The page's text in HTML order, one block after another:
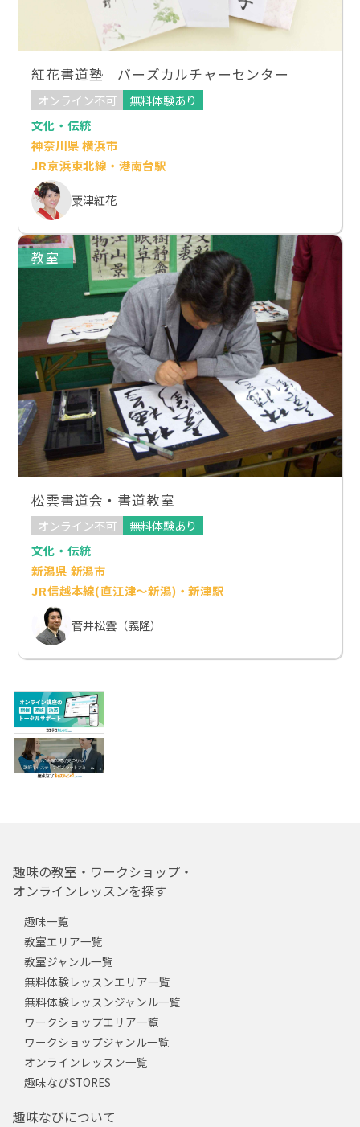
紅花書道塾 バーズカルチャーセンター
オンライン不可
無料体験あり
文化・伝統
神奈川県 横浜市
JR京浜東北線・港南台駅
粟津紅花
教室
松雲書道会・書道教室
オンライン不可
無料体験あり
文化・伝統
新潟県 新潟市
JR信越本線(直江津～新潟)・新津駅
菅井松雲（義隆）
趣味の教室・ワークショップ・
オンラインレッスンを探す
趣味一覧
教室エリア一覧
教室ジャンル一覧
無料体験レッスンエリア一覧
無料体験レッスンジャンル一覧
ワークショップエリア一覧
ワークショップジャンル一覧
オンラインレッスン一覧
趣味なびSTORES
趣味なびについて